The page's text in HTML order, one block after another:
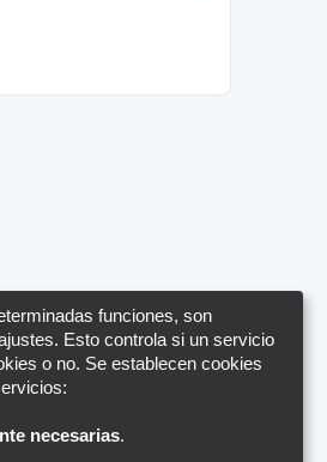
funciones, son
Esto controla si un servicio
o no. Se establecen cookies
necesarias.